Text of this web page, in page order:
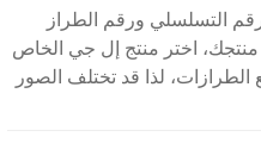
التسلسلي ورقم الطراز
اختر منتج إل جي الخاص
الطرازات، لذا قد تختلف الصور